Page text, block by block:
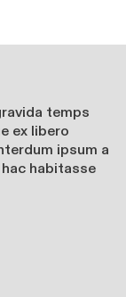
temps
ex libero
ipsum a
habitasse